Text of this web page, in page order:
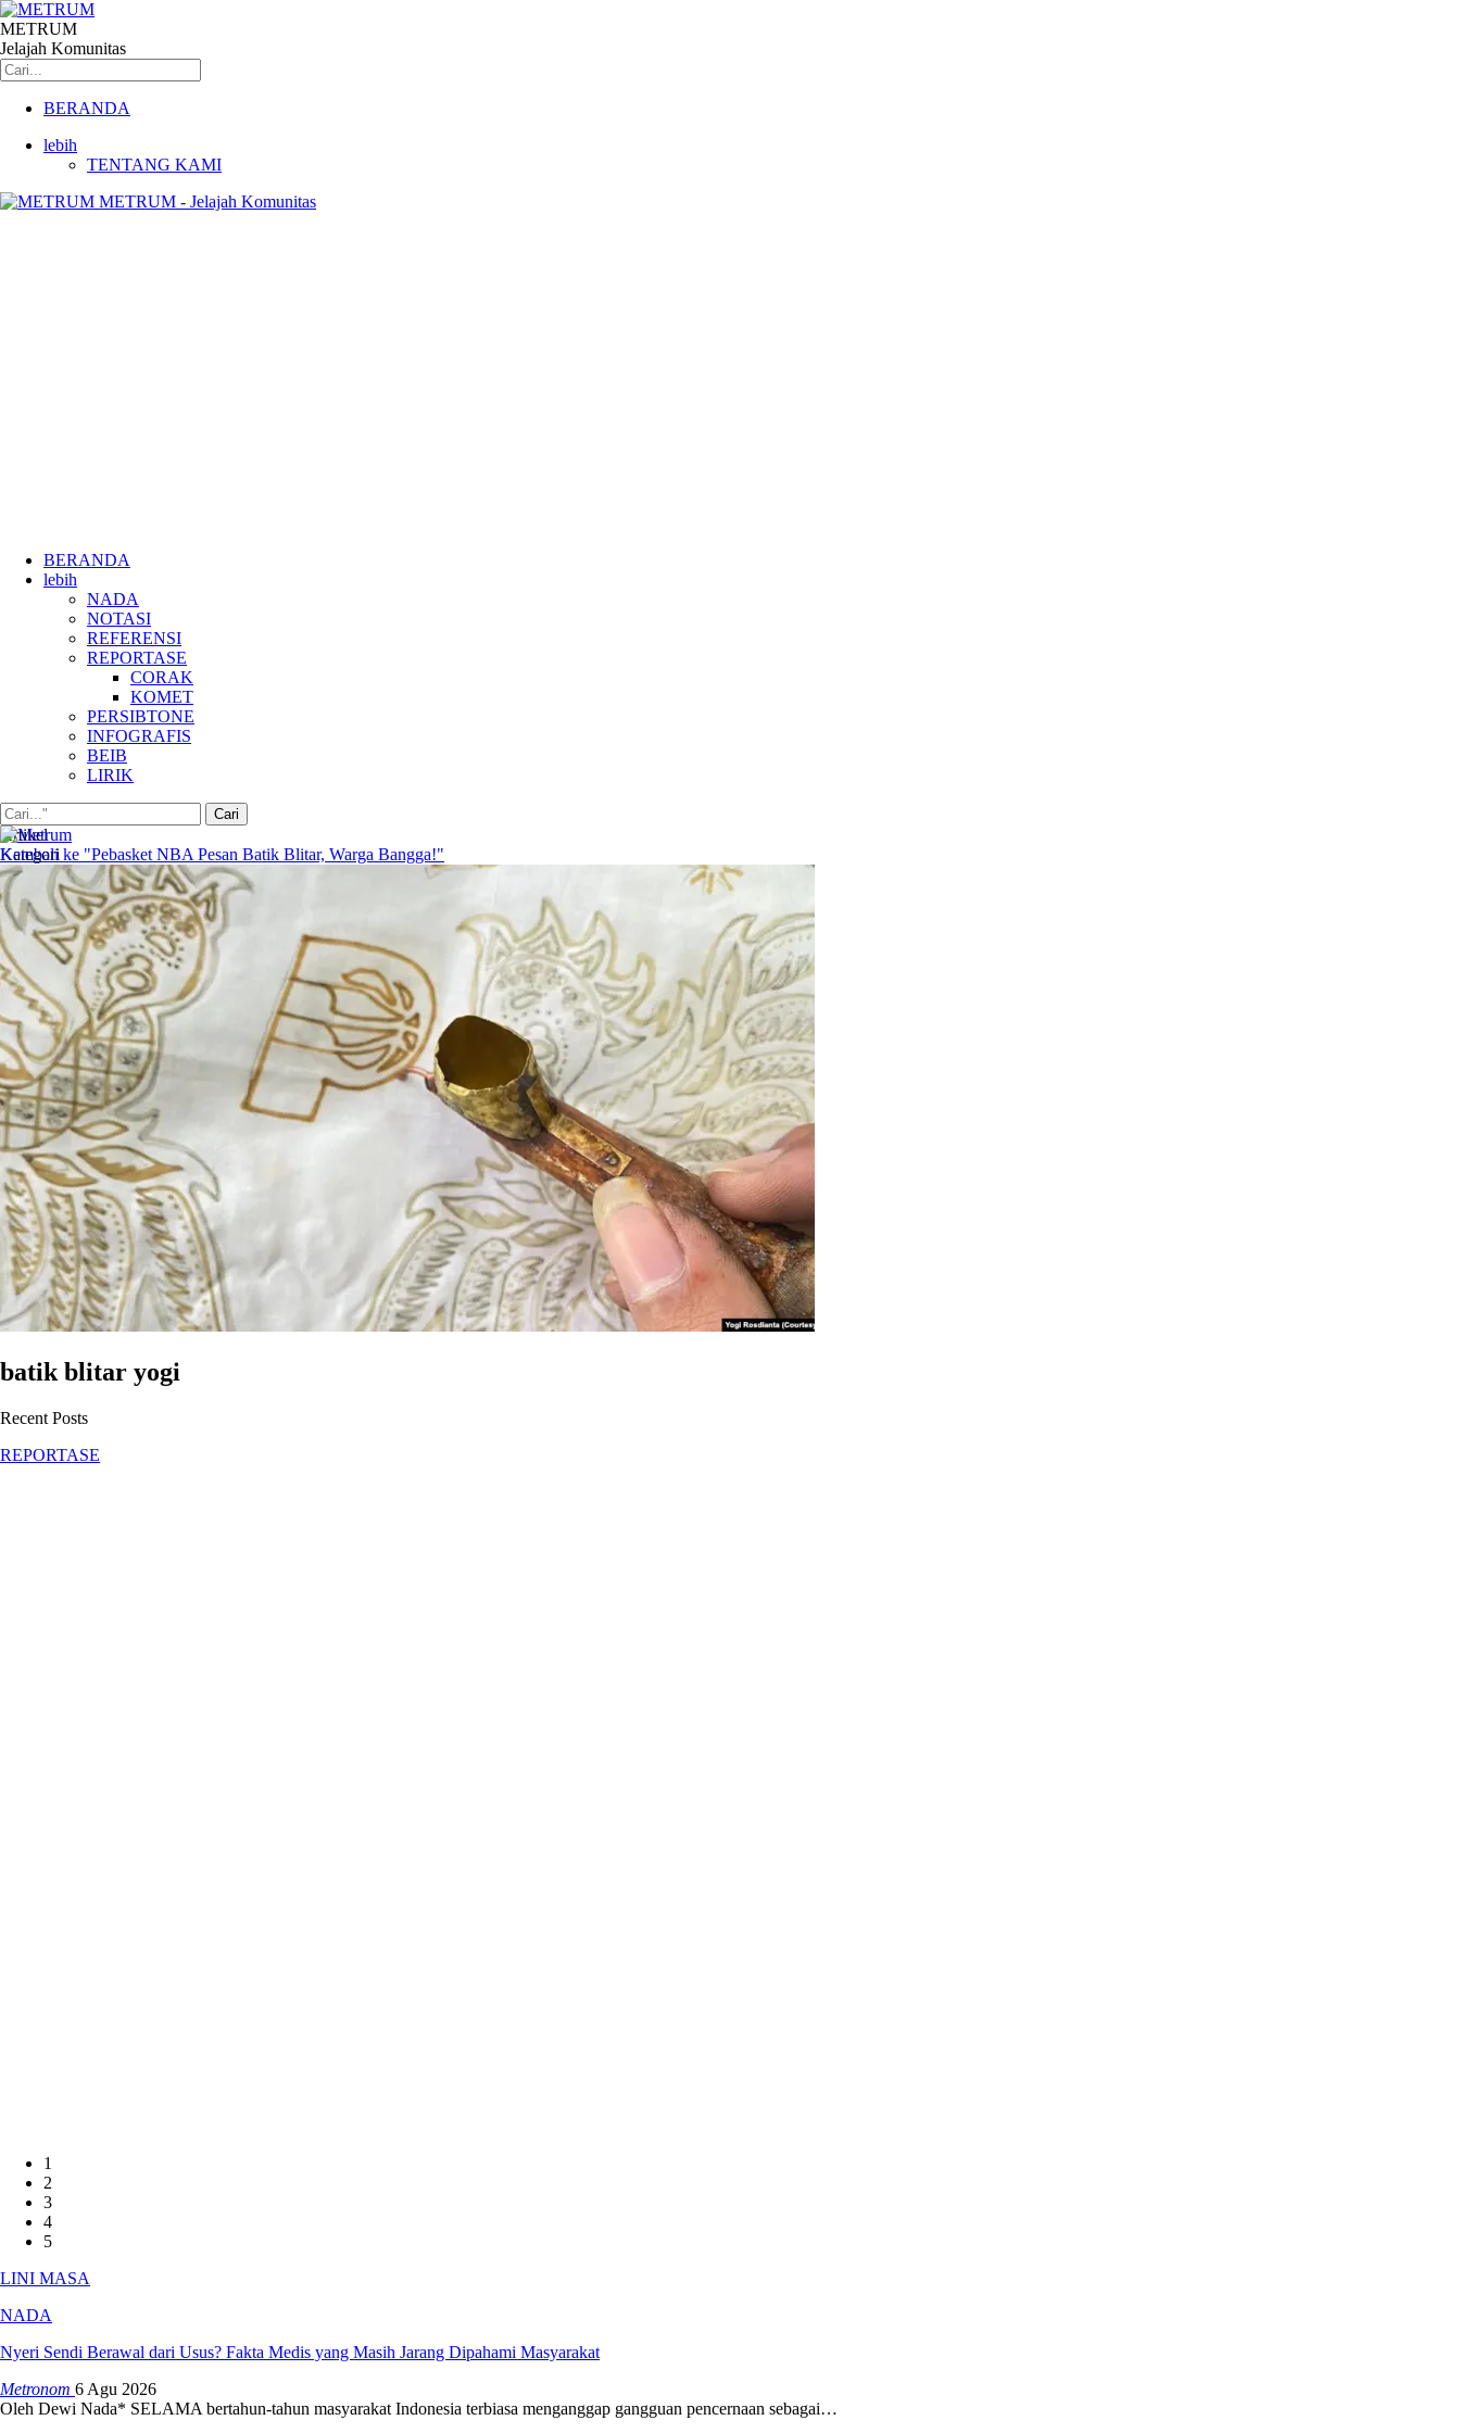
METRUM
Jelajah Komunitas
BERANDA
lebih
TENTANG KAMI
METRUM - Jelajah Komunitas
BERANDA
lebih
NADA
NOTASI
REFERENSI
REPORTASE
CORAK
KOMET
PERSIBTONE
INFOGRAFIS
BEIB
LIRIK
Artikel
Kategori
Tag
Kembali ke "Pebasket NBA Pesan Batik Blitar, Warga Bangga!"
batik blitar yogi
Recent Posts
REPORTASE
1
2
3
4
5
LINI MASA
NADA
Nyeri Sendi Berawal dari Usus? Fakta Medis yang Masih Jarang Dipahami Masyarakat
Metronom 6 Agu 2026
Oleh Dewi Nada* SELAMA bertahun-tahun masyarakat Indonesia terbiasa menganggap gangguan pencernaan sebagai…